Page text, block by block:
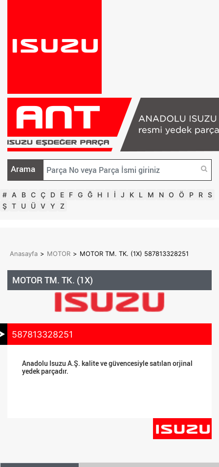
Arama
# A B C Ç D E F G Ğ H I İ J K L M N O Ö P R S
Ş T U Ü V Y Z
Anasayfa > MOTOR > MOTOR TM. TK. (1X) 587813328251
MOTOR TM. TK. (1X)
587813328251
Anadolu Isuzu A.Ş. kalite ve güvencesiyle satılan orjinal
yedek parçadır.